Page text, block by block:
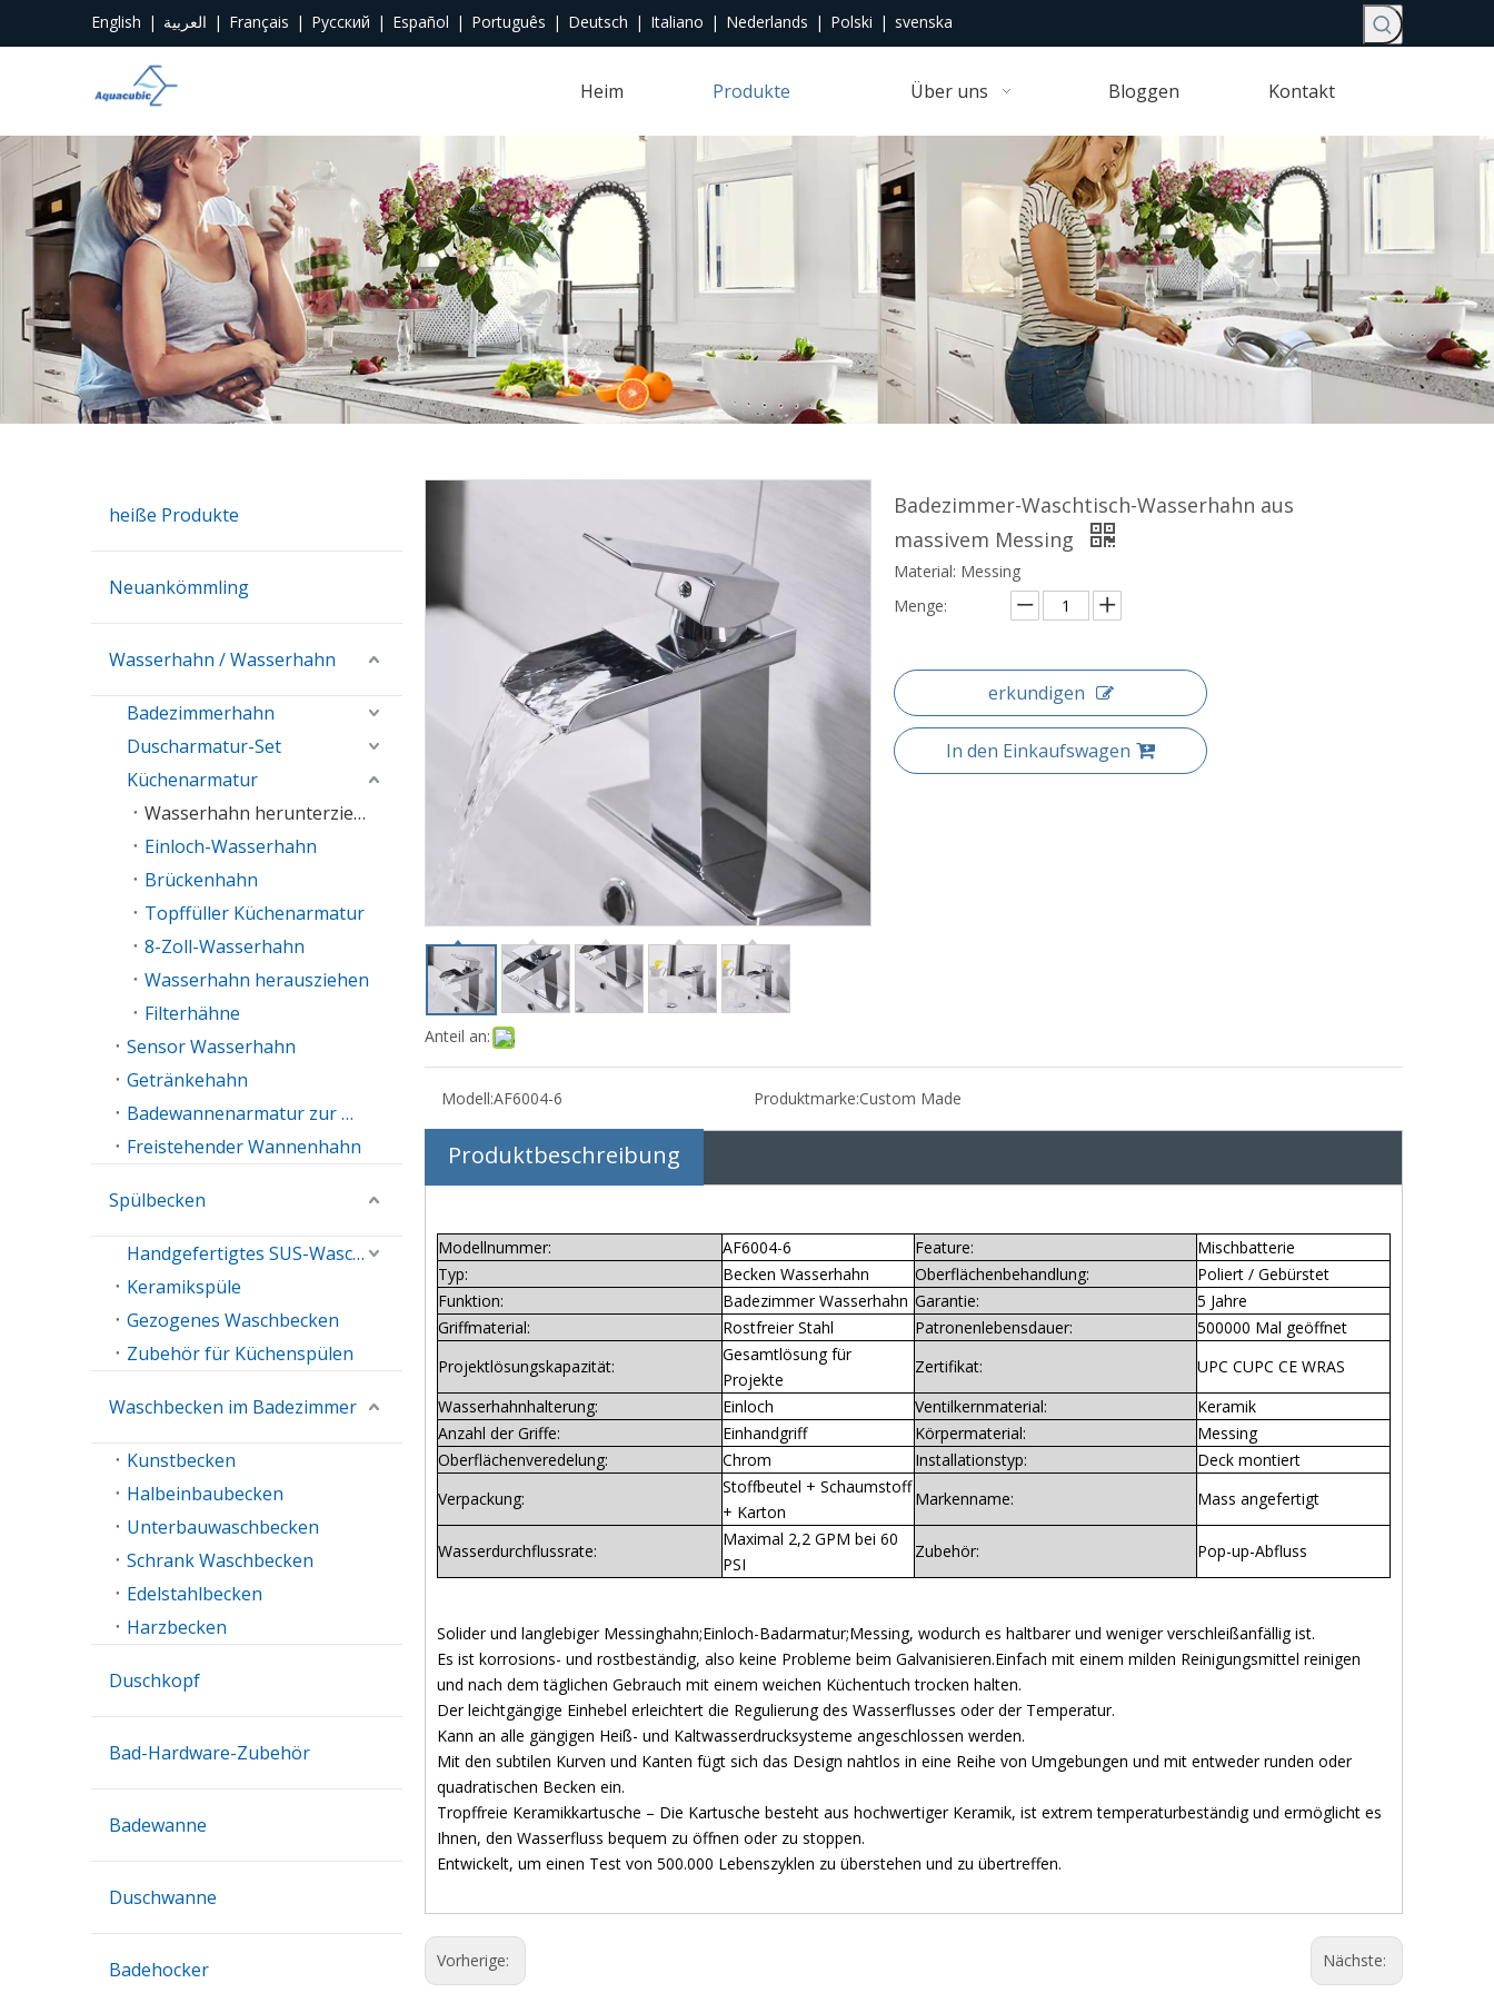
English | العربية | Français | Pусский | Español | Português | Deutsch | Italiano | Nederlands | Polski | svenska
Heim Produkte Über uns Bloggen Kontakt
heiße Produkte
Neuankömmling
Wasserhahn / Wasserhahn
Badezimmerhahn
Duscharmatur-Set
Küchenarmatur
Wasserhahn herunterziehen
Einloch-Wasserhahn
Brückenhahn
Topffüller Küchenarmatur
8-Zoll-Wasserhahn
Wasserhahn herausziehen
Filterhähne
Sensor Wasserhahn
Getränkehahn
Badewannenarmatur zur Wandmontage
Freistehender Wannenhahn
Spülbecken
Handgefertigtes SUS-Waschbecken
Keramikspüle
Gezogenes Waschbecken
Zubehör für Küchenspülen
Waschbecken im Badezimmer
Kunstbecken
Halbeinbaubecken
Unterbauwaschbecken
Schrank Waschbecken
Edelstahlbecken
Harzbecken
Duschkopf
Bad-Hardware-Zubehör
Badewanne
Duschwanne
Badehocker
Anteil an:
Badezimmer-Waschtisch-Wasserhahn aus
massivem Messing
Material: Messing
Menge:
erkundigen
In den Einkaufswagen
Modell:AF6004-6 Produktmarke:Custom Made
Produktbeschreibung
Modellnummer: AF6004-6 Feature:
Mischbatterie
Typ:
Becken Wasserhahn Oberflächenbehandlung:
Poliert / Gebürstet
Funktion:
Badezimmer Wasserhahn Garantie:
5 Jahre
Griffmaterial:
Rostfreier Stahl Patronenlebensdauer:
500000 Mal geöffnet
Projektlösungskapazität:
Gesamtlösung für
Projekte
Zertifikat:
UPC CUPC CE WRAS
Wasserhahnhalterung:
Einloch Ventilkernmaterial:
Keramik
Anzahl der Griffe:
Einhandgriff Körpermaterial:
Messing
Oberflächenveredelung:
Chrom Installationstyp:
Deck montiert
Verpackung:
Stoffbeutel + Schaumstoff
+ Karton
Markenname: Mass angefertigt
Wasserdurchflussrate:
Maximal 2,2 GPM bei 60
PSI
Zubehör: Pop-up-Abfluss
Solider und langlebiger Messinghahn;Einloch-Badarmatur;Messing, wodurch es haltbarer und weniger verschleißanfällig ist.
Es ist korrosions- und rostbeständig, also keine Probleme beim Galvanisieren.Einfach mit einem milden Reinigungsmittel reinigen
und nach dem täglichen Gebrauch mit einem weichen Küchentuch trocken halten.
Der leichtgängige Einhebel erleichtert die Regulierung des Wasserflusses oder der Temperatur.
Kann an alle gängigen Heiß- und Kaltwasserdrucksysteme angeschlossen werden.
Mit den subtilen Kurven und Kanten fügt sich das Design nahtlos in eine Reihe von Umgebungen und mit entweder runden oder
quadratischen Becken ein.
Tropffreie Keramikkartusche – Die Kartusche besteht aus hochwertiger Keramik, ist extrem temperaturbeständig und ermöglicht es
Ihnen, den Wasserfluss bequem zu öffnen oder zu stoppen.
Entwickelt, um einen Test von 500.000 Lebenszyklen zu überstehen und zu übertreffen.
Vorherige: Nächste: